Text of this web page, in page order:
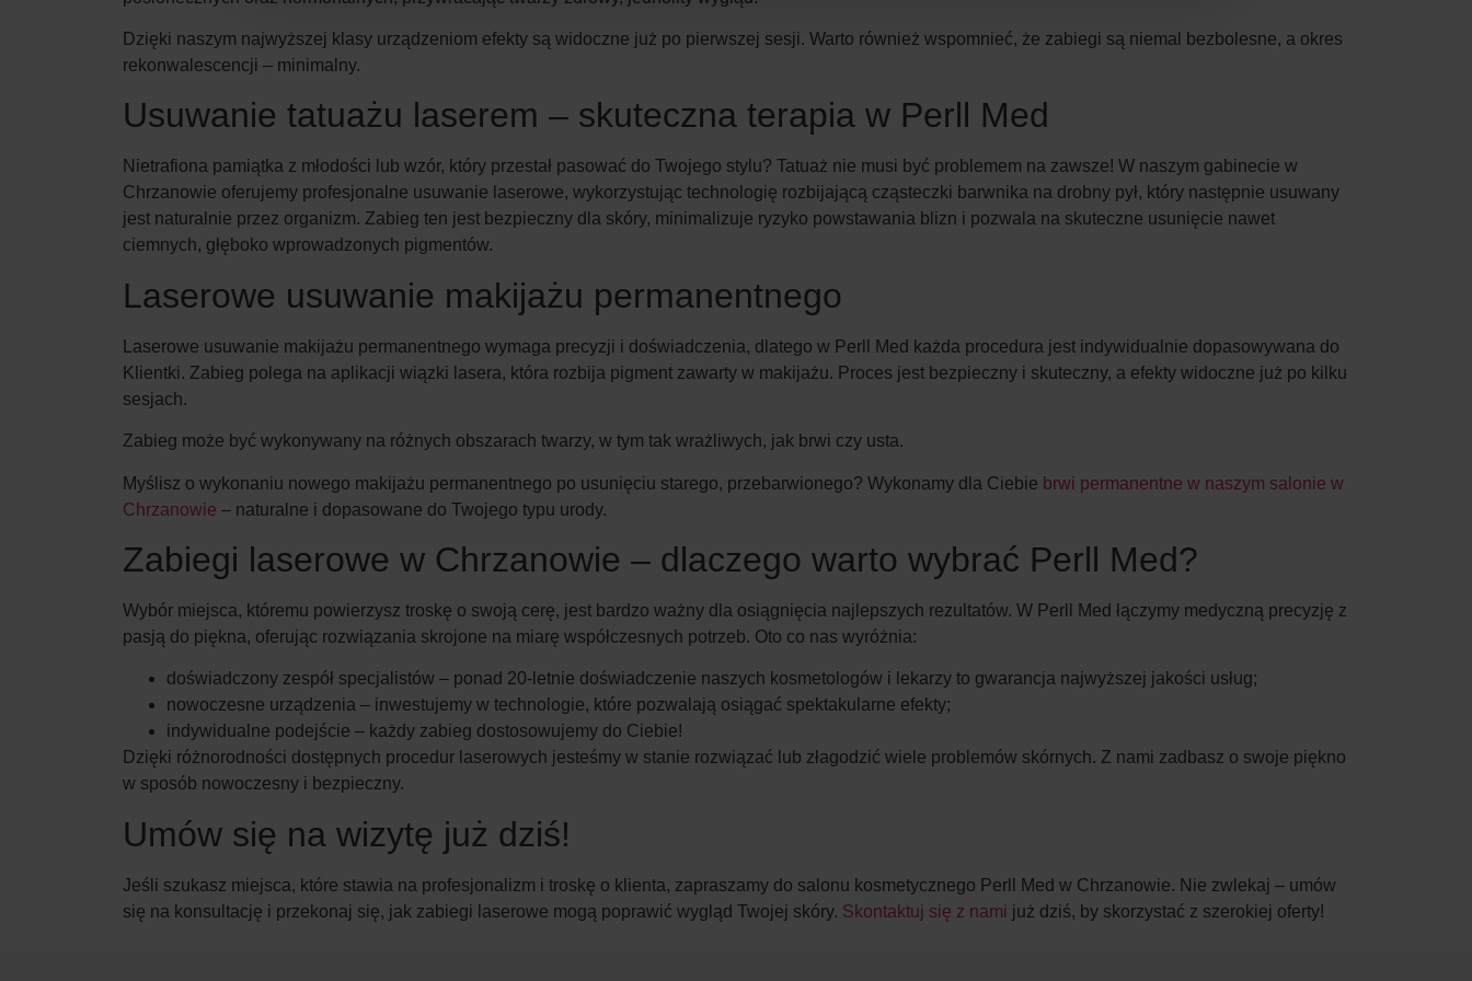
Dzięki naszym najwyższej klasy urządzeniom efekty są widoczne już po pierwszej sesji. Warto również wspomnieć, że zabiegi są niemal bezbolesne, a okres
rekonwalescencji – minimalny.
Usuwanie tatuażu laserem – skuteczna terapia w Perll Med
Nietrafiona pamiątka z młodości lub wzór, który przestał pasować do Twojego stylu? Tatuaż nie musi być problemem na zawsze! W naszym gabinecie w
Chrzanowie oferujemy profesjonalne usuwanie laserowe, wykorzystując technologię rozbijającą cząsteczki barwnika na drobny pył, który następnie usuwany
jest naturalnie przez organizm. Zabieg ten jest bezpieczny dla skóry, minimalizuje ryzyko powstawania blizn i pozwala na skuteczne usunięcie nawet
ciemnych, głęboko wprowadzonych pigmentów.
Laserowe usuwanie makijażu permanentnego
Laserowe usuwanie makijażu permanentnego wymaga precyzji i doświadczenia, dlatego w Perll Med każda procedura jest indywidualnie dopasowywana do
Klientki. Zabieg polega na aplikacji wiązki lasera, która rozbija pigment zawarty w makijażu. Proces jest bezpieczny i skuteczny, a efekty widoczne już po kilku
sesjach.
Zabieg może być wykonywany na różnych obszarach twarzy, w tym tak wrażliwych, jak brwi czy usta.
Myślisz o wykonaniu nowego makijażu permanentnego po usunięciu starego, przebarwionego? Wykonamy dla Ciebie brwi permanentne w naszym salonie w
Chrzanowie – naturalne i dopasowane do Twojego typu urody.
Zabiegi laserowe w Chrzanowie – dlaczego warto wybrać Perll Med?
Wybór miejsca, któremu powierzysz troskę o swoją cerę, jest bardzo ważny dla osiągnięcia najlepszych rezultatów. W Perll Med łączymy medyczną precyzję z
pasją do piękna, oferując rozwiązania skrojone na miarę współczesnych potrzeb. Oto co nas wyróżnia:
doświadczony zespół specjalistów – ponad 20-letnie doświadczenie naszych kosmetologów i lekarzy to gwarancja najwyższej jakości usług;
nowoczesne urządzenia – inwestujemy w technologie, które pozwalają osiągać spektakularne efekty;
indywidualne podejście – każdy zabieg dostosowujemy do Ciebie!
Dzięki różnorodności dostępnych procedur laserowych jesteśmy w stanie rozwiązać lub złagodzić wiele problemów skórnych. Z nami zadbasz o swoje piękno
w sposób nowoczesny i bezpieczny.
Umów się na wizytę już dziś!
Jeśli szukasz miejsca, które stawia na profesjonalizm i troskę o klienta, zapraszamy do salonu kosmetycznego Perll Med w Chrzanowie. Nie zwlekaj – umów
się na konsultację i przekonaj się, jak zabiegi laserowe mogą poprawić wygląd Twojej skóry. Skontaktuj się z nami już dziś, by skorzystać z szerokiej oferty!